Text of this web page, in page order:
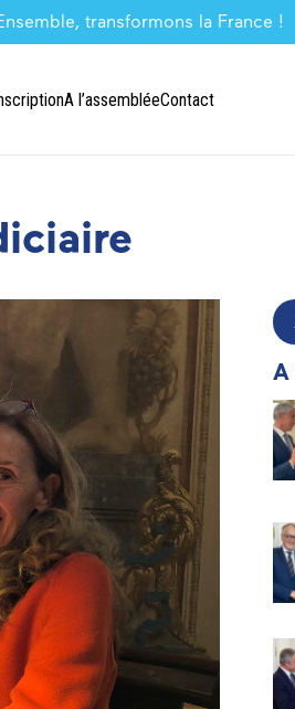
transformons la France !
A l’assembléeContact
A